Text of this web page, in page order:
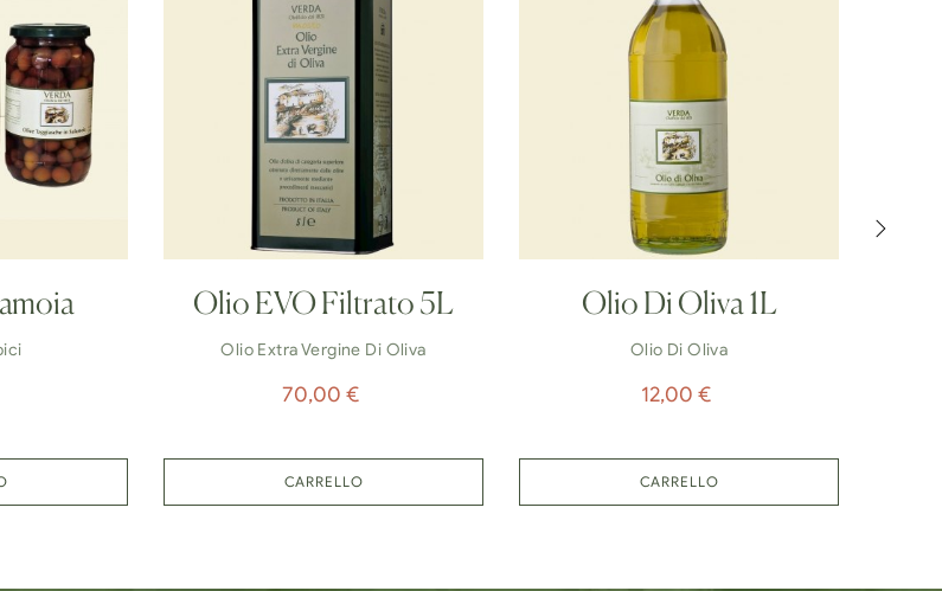
Olio EVO Filtrato 5L
Olio Extra Vergine Di Oliva
Prezzo
70,00 €
CARRELLO
Olio Di Oliva 1L
Olio Di Oliva
Prezzo
12,00 €
CARRELLO